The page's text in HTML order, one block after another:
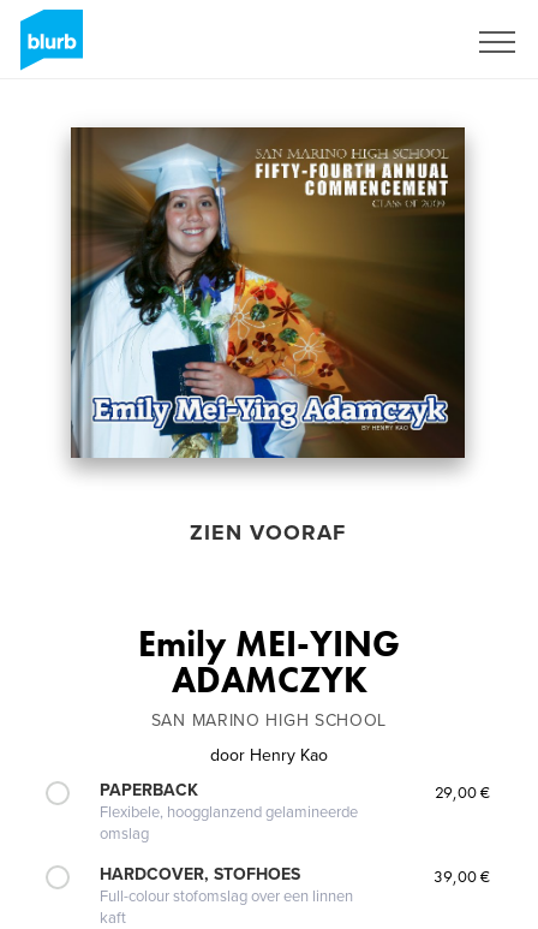
ZIEN VOORAF
Emily MEI-YING
ADAMCZYK
SAN MARINO HIGH SCHOOL
door Henry Kao
PAPERBACK
Flexibele, hoogglanzend gelamineerde
omslag
29,00 €
HARDCOVER, STOFHOES
Full-colour stofomslag over een linnen
kaft
39,00 €